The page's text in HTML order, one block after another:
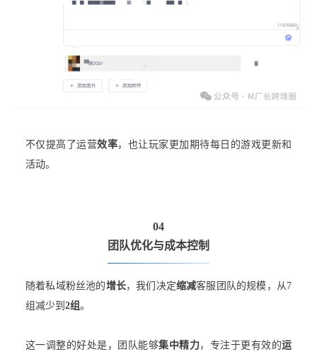
不仅提高了运营效率，也让玩家更加期待每日的游戏更新和
活动。
04
团队优化与成本控制
随着私域粉丝池的增长，我们决定缩减客服团队的规模，从7
组减少到 2组。
这一调整的好处是，团队能够集中精力，专注于更有效的运